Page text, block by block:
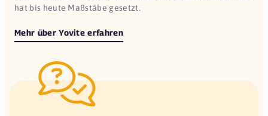
hat bis heute Maßstäbe gesetzt.
Mehr über Yovite erfahren